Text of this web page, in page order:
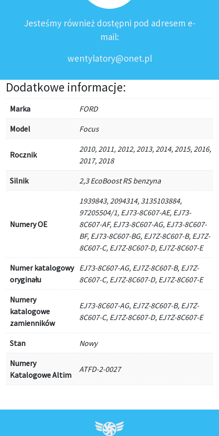
Jesteśmy również dostępni pod adresem e-
mail:
wentylatory@onet.pl
Dodatkowe informacje:
Marka FORD
Model Focus
Rocznik
2010, 2011, 2012, 2013, 2014, 2015, 2016,
2017, 2018
Silnik 2,3 EcoBoost RS benzyna
Numery OE
1939843, 2094314, 3135103884,
97205504/1, EJ73-8C607-AE, EJ73-
8C607-AF, EJ73-8C607-AG, EJ73-8C607-
BF, EJ73-8C607-BG, EJ7Z-8C607-B, EJ7Z-
8C607-C, EJ7Z-8C607-D, EJ7Z-8C607-E
Numer katalogowy
oryginału
EJ73-8C607-AG, EJ7Z-8C607-B, EJ7Z-
8C607-C, EJ7Z-8C607-D, EJ7Z-8C607-E
Numery
katalogowe
zamienników
EJ73-8C607-AG, EJ7Z-8C607-B, EJ7Z-
8C607-C, EJ7Z-8C607-D, EJ7Z-8C607-E
Stan Nowy
Numery
Katalogowe Altim
ATFD-2-0027